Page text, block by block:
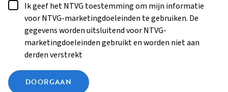
Ik geef het NTVG toestemming om mijn informatie
voor NTVG-marketingdoeleinden te gebruiken. De
gegevens worden uitsluitend voor NTVG-
marketingdoeleinden gebruikt en worden niet aan
derden verstrekt
DOORGAAN